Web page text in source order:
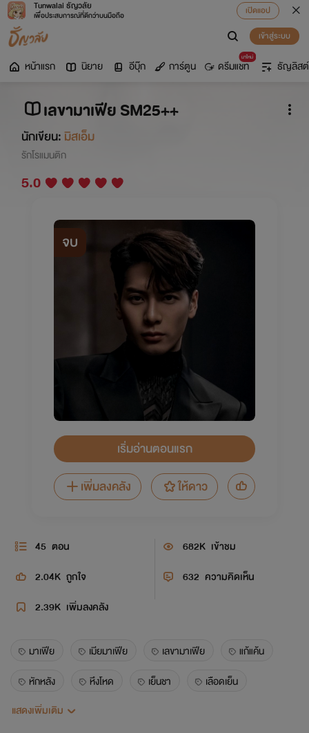
Tunwalai ธัญวลัย
เพื่อประสบการณ์ที่ดีกว่าบนมือถือ
เปิดแอป
เข้าสู่ระบบ
หน้าแรก นิยาย อีบุ๊ก การ์ตูน
มาใหม่
ดรีมแชท ธัญลิสต์
เลขามาเฟีย SM25++
นักเขียน:มิสเอ็ม
รักโรแมนติก
5.0
จบ
เริ่มอ่านตอนแรก
เพิ่มลงคลัง
ให้ดาว
45 ตอน 682K เข้าชม
2.04K ถูกใจ 632 ความคิดเห็น
2.39K เพิ่มลงคลัง
มาเฟีย เมียมาเฟีย เลขามาเฟีย
แก้แค้น
หักหลัง
หึงโหด เย็นชา
เลือดเย็น
แอบรัก
แสดงเพิ่มเติม